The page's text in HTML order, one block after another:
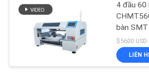
SHOPPING
Máy SMT nhỏ
4 đầu 60
bàn
SMD
Machine
$5600 USD
LIÊN